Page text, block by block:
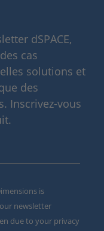
dSPACE,
cas
solutions et
des
Inscrivez-vous
is
newsletter
due to your privacy